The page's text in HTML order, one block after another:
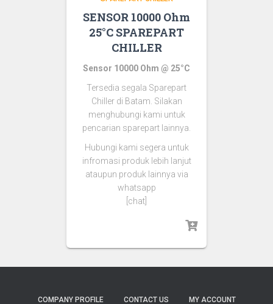
SENSOR 10000 Ohm
25°C SPAREPART
CHILLER
Sensor 10000 Ohm @ 25°C
Tersedia segala Sparepart
Chiller di Batam. Silakan
menghubungi kami untuk
pencarian sparepart lainnya.
Hubungi kami segera untuk
infromasi produk lebih lanjut
ataupun produk lainnya via
whatsapp
[chat]
COMPANY PROFILE CONTACT US MY ACCOUNT